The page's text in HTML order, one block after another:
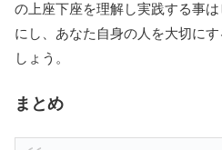
の上座下座を理解し実践する事
にし、あなた自身の人を大切に
しょう。
まとめ